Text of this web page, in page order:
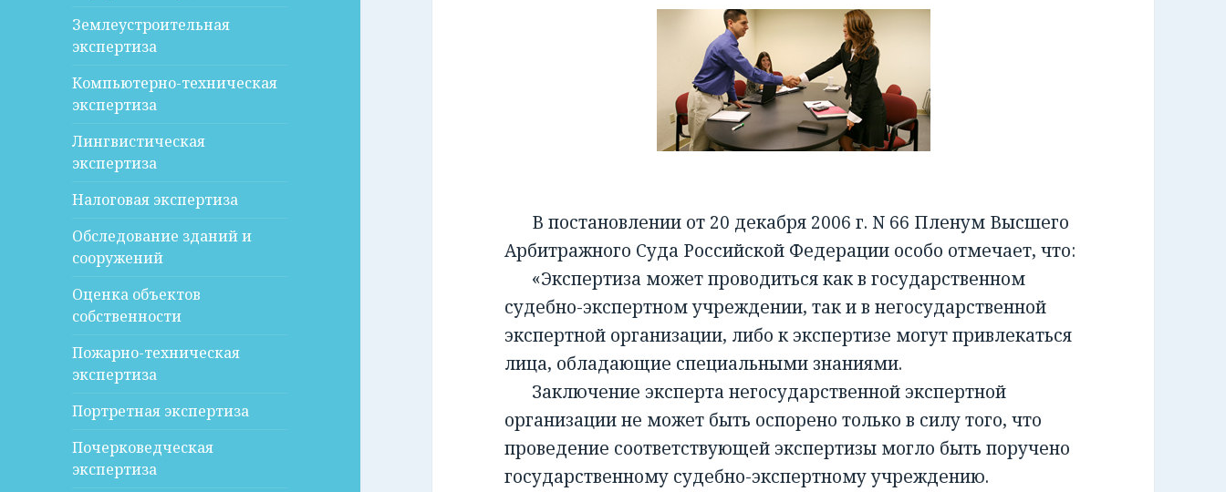
Землеустроительная
экспертиза
Компьютерно-техническая
экспертиза
Лингвистическая
экспертиза
Налоговая экспертиза
Обследование зданий и
сооружений
Оценка объектов
собственности
Пожарно-техническая
экспертиза
Портретная экспертиза
Почерковедческая
экспертиза
В постановлении от 20 декабря 2006 г. N 66 Пленум Высшего
Арбитражного Суда Российской Федерации особо отмечает, что:
«Экспертиза может проводиться как в государственном
судебно-экспертном учреждении, так и в негосударственной
экспертной организации, либо к экспертизе могут привлекаться
лица, обладающие специальными знаниями.
Заключение эксперта негосударственной экспертной
организации не может быть оспорено только в силу того, что
проведение соответствующей экспертизы могло быть поручено
государственному судебно-экспертному учреждению.